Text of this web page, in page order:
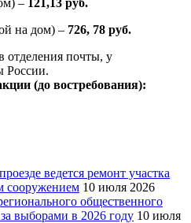
–
121,13 руб.
на дом) – 726, 78 руб.
почты, у
России.
(до востребования):
ведется ремонт участка
сооружением 10 июля 2026
общественного
выборами в 2026 году 10 июля